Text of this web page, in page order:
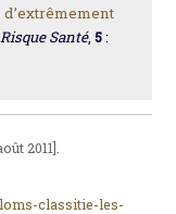
Santé,5:
2011].
classitie-les-